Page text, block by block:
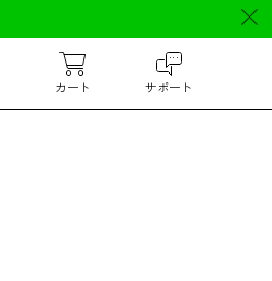
カート サポート